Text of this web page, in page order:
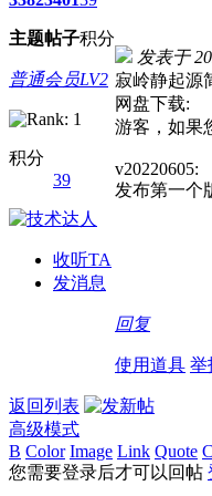
主题帖子积分
普通会员LV2
积分
39
收听TA
发消息
发表于
寂岭静起源
网盘下载:
游客，如果
v20220605:
发布第一个
回复
使用道具 举
返回列表
高级模式
B Color Image Link Quote
您需要登录后才可以回帖